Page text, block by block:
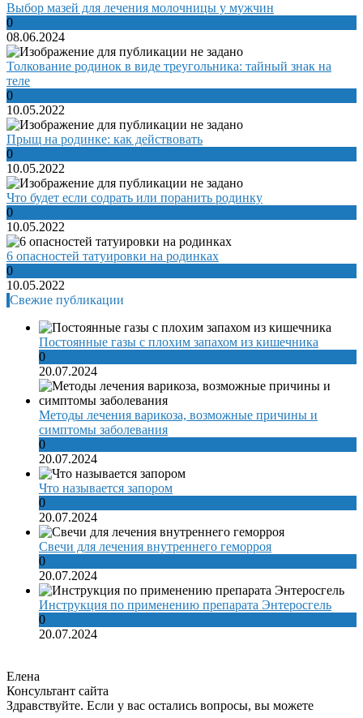
Выбор мазей для лечения молочницы у мужчин
0
08.06.2024
Толкование родинок в виде треугольника: тайный знак на
теле
0
10.05.2022
Прыщ на родинке: как действовать
0
10.05.2022
Что будет если содрать или поранить родинку
0
10.05.2022
6 опасностей татуировки на родинках
0
10.05.2022
Свежие публикации
Постоянные газы с плохим запахом из кишечника
0
20.07.2024
Методы лечения варикоза, возможные причины и
симптомы заболевания
0
20.07.2024
Что называется запором
0
20.07.2024
Свечи для лечения внутреннего геморроя
0
20.07.2024
Инструкция по применению препарата Энтеросгель
0
20.07.2024
Елена
Консультант сайта
Здравствуйте. Если у вас остались вопросы, вы можете